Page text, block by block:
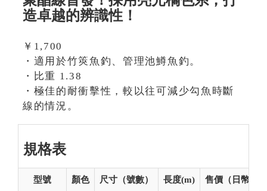
造卓越的辨識性！
￥1,700
・適用於竹筴魚釣、管理池鱒魚釣。
・比重 1.38
・極佳的耐衝擊性，較以往可減少勾魚時斷
線的情況。
規格表
型號 顏色 尺寸（號數） 長度(m) 售價（日幣）